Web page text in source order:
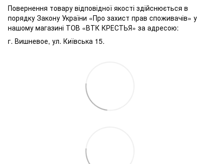
Повернення товару відповідної якості здійснюється в
порядку Закону України «Про захист прав споживачів» у
нашому магазині ТОВ «ВТК КРЕСТЬЯ» за адресою:
г. Вишневое, ул. Київська 15.